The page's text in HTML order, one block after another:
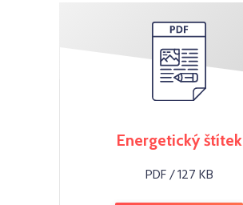
Energetický štítek
PDF / 127 KB